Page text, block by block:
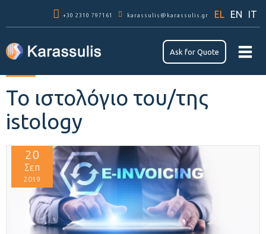
προς το
κυρίως
+30 2310 797161 karassulis@karassulis.gr EL EN IT
Αsk for Quote
Το ιστολόγιο του/της
istology
20
Σεπ
2019